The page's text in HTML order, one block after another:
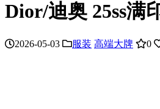
Dior/迪奥 25ss满
2026-05-03 服装 高端大牌 0